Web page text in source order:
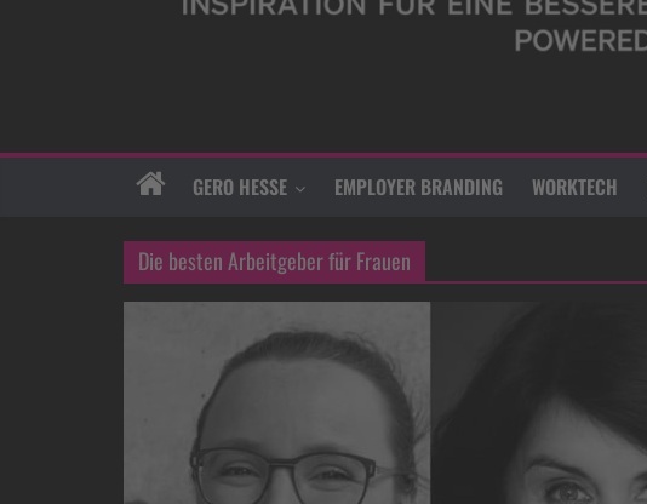
GERO HESSE EMPLOYER BRANDING WORKTECH
Die besten Arbeitgeber für Frauen